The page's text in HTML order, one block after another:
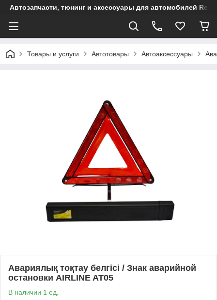
Автозапчасти, тюнинг и аксессуары для автомобилей
Товары и услуги Автотовары Автоаксессуары
Авариялық тоқтау белгісі / Знак аварийной
остановки AIRLINE AT05
В наличии 1 ед.